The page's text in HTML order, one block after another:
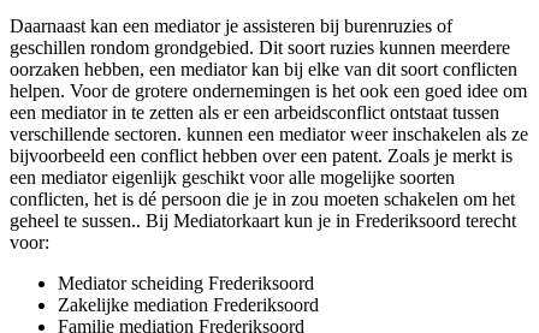
Daarnaast kan een mediator je assisteren bij burenruzies of
geschillen rondom grondgebied. Dit soort ruzies kunnen meerdere
oorzaken hebben, een mediator kan bij elke van dit soort conflicten
helpen. Voor de grotere ondernemingen is het ook een goed idee om
een mediator in te zetten als er een arbeidsconflict ontstaat tussen
verschillende sectoren. kunnen een mediator weer inschakelen als ze
bijvoorbeeld een conflict hebben over een patent. Zoals je merkt is
een mediator eigenlijk geschikt voor alle mogelijke soorten
conflicten, het is dé persoon die je in zou moeten schakelen om het
geheel te sussen.. Bij Mediatorkaart kun je in Frederiksoord terecht
voor:
Mediator scheiding Frederiksoord
Zakelijke mediation Frederiksoord
Familie mediation Frederiksoord